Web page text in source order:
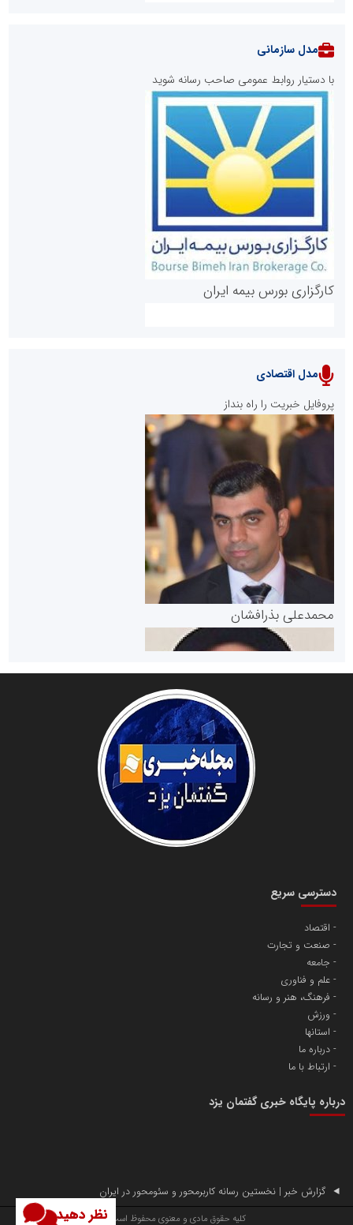
نظر دهید
روابط عمومی خبرگزاری گزارش خبر
پایگاه خبری نهضت ملی مسکن
پایگاه خبری گفتمان یزد
دانشگاه سئوی ایران
پایگاه اطلاع رسانی اعتلای نهادهای مردمی
مدل سازمانی
با دستیار روابط عمومی صاحب رسانه شوید
کارگزاری بورس بیمه ایران
سازمان بورس و اوراق بهادار
مرجع اخبار موثق در بازارسرمایه
سازمان صنعت،معدن و تجارت
آهن و فولاد غدیر ایرانیان
تامین آهن اسفنجی تولیدکنندگان فولاد در کشور
تریبون
انتشار گسترده محتوا در رسانه گزارش خبر
مدل اقتصادی
پروفایل خبریت را راه بنداز
محمدعلی بذرافشان
مریم حاج نوروز نظری
مسعودصادقی
دسترسی سریع
اقتصاد
صنعت و تجارت
جامعه
علم و فناوری
فرهنگ، هنر و رسانه
ورزش
استانها
درباره ما
ارتباط با ما
درباره پایگاه خبری گفتمان یزد
گزارش خبر | نخستین رسانه کاربرمحور و سئومحور در ایران
کلیه حقوق مادی و معنوی محفوظ است.